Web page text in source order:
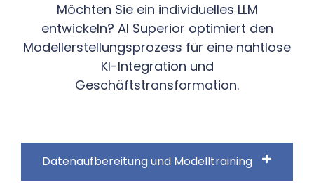
Möchten Sie ein individuelles LLM
entwickeln? AI Superior optimiert den
Modellerstellungsprozess für eine nahtlose
KI-Integration und
Geschäftstransformation.
Datenaufbereitung und Modelltraining